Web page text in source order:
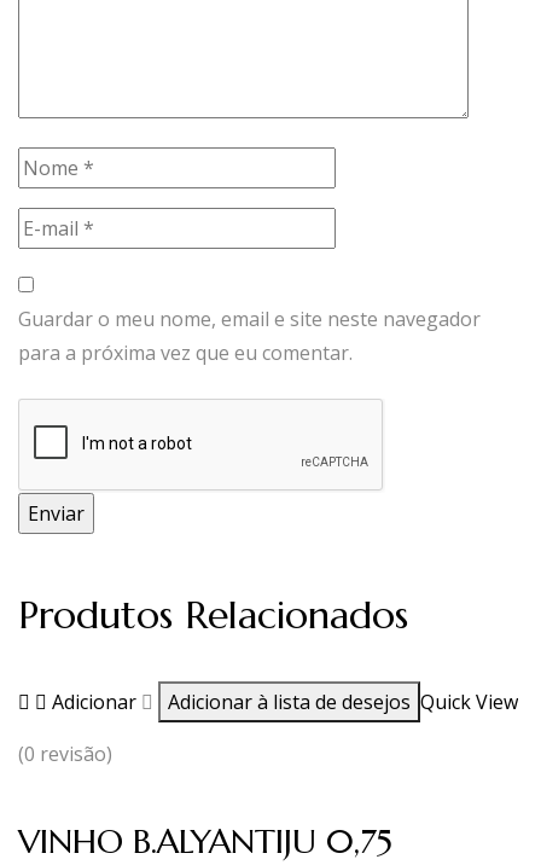
Guardar o meu nome, email e site neste navegador
para a próxima vez que eu comentar.
Produtos Relacionados
Adicionar Adicionar à lista de desejos Quick View
(0 revisão)
VINHO B.ALYANTIJU 0,75